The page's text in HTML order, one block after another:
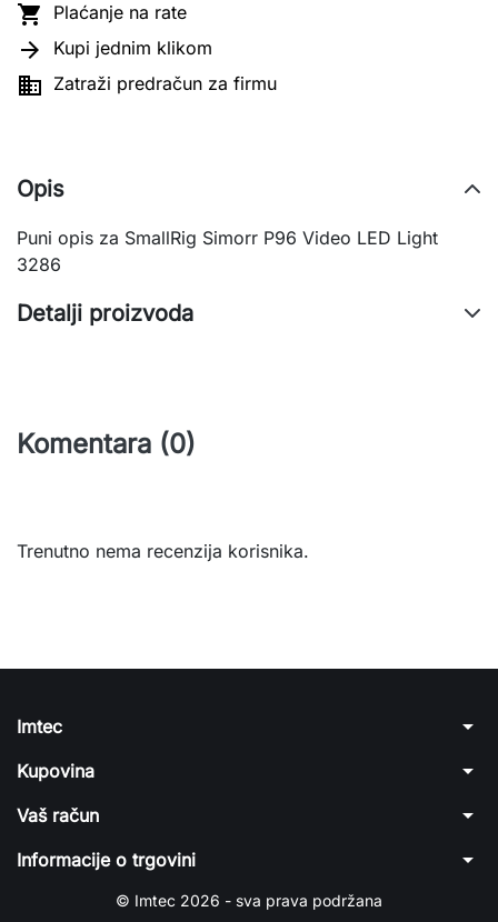
 Plaćanje na rate
 Kupi jednim klikom
 Zatraži predračun za firmu
Opis
Puni opis za SmallRig Simorr P96 Video LED Light
3286
Detalji proizvoda
Komentara (0)
Trenutno nema recenzija korisnika.
Imtec arrow_drop_down
Kupovina arrow_drop_down
Vaš račun arrow_drop_down
Informacije o trgovini arrow_drop_down
© Imtec 2026 - sva prava podržana